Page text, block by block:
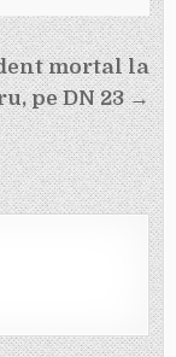
mortal la
pe DN 23 →